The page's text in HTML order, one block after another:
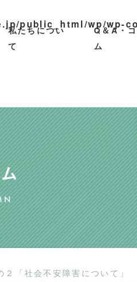
私たちについ
て
Q＆A・
ム
public_html/wp/wp-
「社会不安障害について」